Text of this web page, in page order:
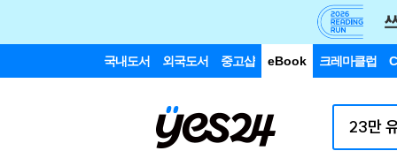
국내도서 외국도서 중고샵 eBook 크레마클럽